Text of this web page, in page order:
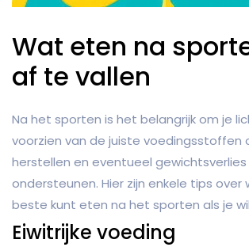
Wat eten na
af te vallen
Na het sporten is het belangrijk om je
voorzien van de juiste
herstellen en eventueel
ondersteunen. Hier zijn enkele tips over
beste kunt eten na het sporten als je
Eiwitrijke voeding